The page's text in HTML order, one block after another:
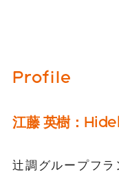
Profile
江藤 英樹：
辻調グループフ